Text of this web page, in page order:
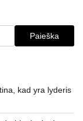
Paieška
kad yra lyderis